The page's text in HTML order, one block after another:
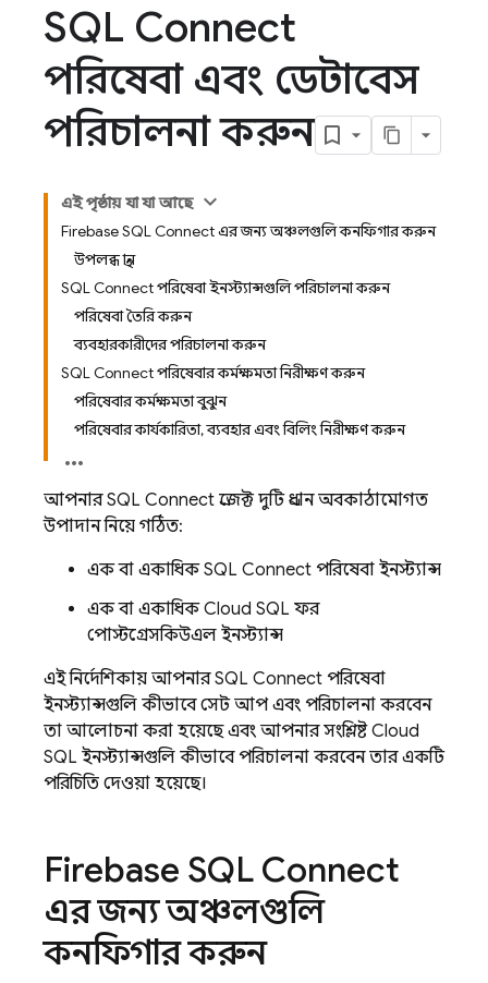
SQL Connect
পরিষেবা এবং ডেটাবেস
পরিচালনা করুন
এই পৃষ্ঠায় যা যা আছে
Firebase SQL Connect এর জন্য অঞ্চলগুলি কনফিগার করুন
উপলব্ধ স্থান
SQL Connect পরিষেবা ইনস্ট্যান্সগুলি পরিচালনা করুন
পরিষেবা তৈরি করুন
ব্যবহারকারীদের পরিচালনা করুন
SQL Connect পরিষেবার কর্মক্ষমতা নিরীক্ষণ করুন
পরিষেবার কর্মক্ষমতা বুঝুন
পরিষেবার কার্যকারিতা, ব্যবহার এবং বিলিং নিরীক্ষণ করুন
আপনারSQL Connect প্রজেক্ট দুটি প্রধান অবকাঠামোগত
উপাদান নিয়ে গঠিত:
এক বা একাধিকSQL Connect পরিষেবা ইনস্ট্যান্স
এক বা একাধিকCloud SQL ফর
পোস্টগ্রেসকিউএল ইনস্ট্যান্স
এই নির্দেশিকায় আপনারSQL Connect পরিষেবা
ইনস্ট্যান্সগুলি কীভাবে সেট আপ এবং পরিচালনা করবেন
তা আলোচনা করা হয়েছে এবং আপনার সংশ্লিষ্টCloud
SQL ইনস্ট্যান্সগুলি কীভাবে পরিচালনা করবেন তার একটি
পরিচিতি দেওয়া হয়েছে।
Firebase SQL Connect
এর জন্য অঞ্চলগুলি
কনফিগার করুন